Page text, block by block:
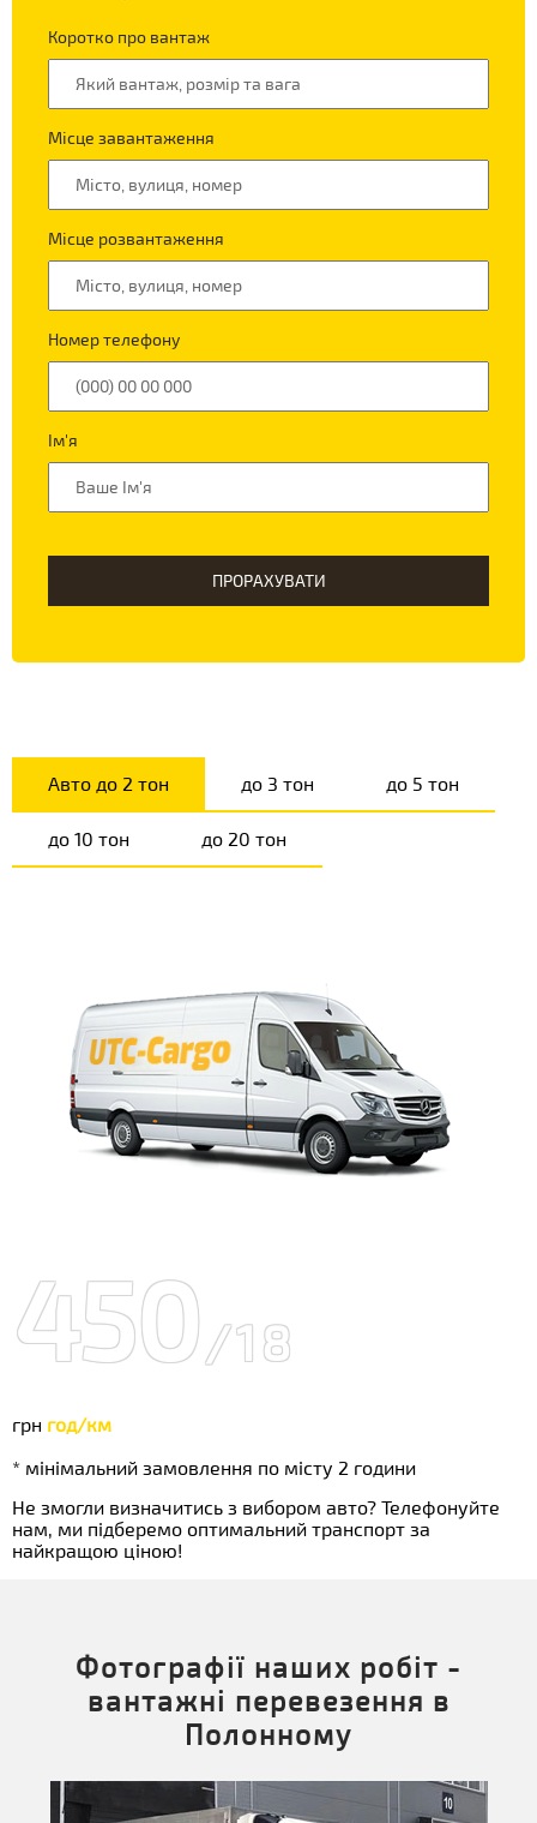
Коротко про вантаж
Місце завантаження
Місце розвантаження
Номер телефону
Ім'я
ПРОРАХУВАТИ
Авто до 2 тон до 3 тон до 5 тон
до 10 тон до 20 тон
450/18
грн год/км
* мінімальний замовлення по місту 2 години
Не змогли визначитись з вибором авто? Телефонуйте
нам, ми підберемо оптимальний транспорт за
найкращою ціною!
Фотографії наших робіт -
вантажні перевезення в
Полонному